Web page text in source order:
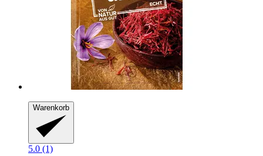
Warenkorb
5.0 (1)